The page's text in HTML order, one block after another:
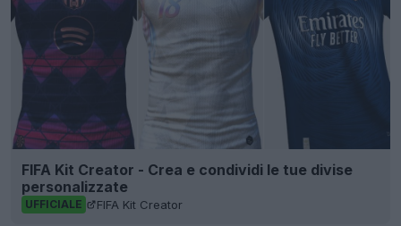
FIFA Kit Creator - Crea e condividi le tue divise
personalizzate
UFFICIALE FIFA Kit Creator